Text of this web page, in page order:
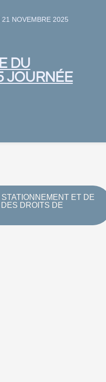
NOVEMBRE 2025
DU
JOURNÉE
ET DE
DROITS DE